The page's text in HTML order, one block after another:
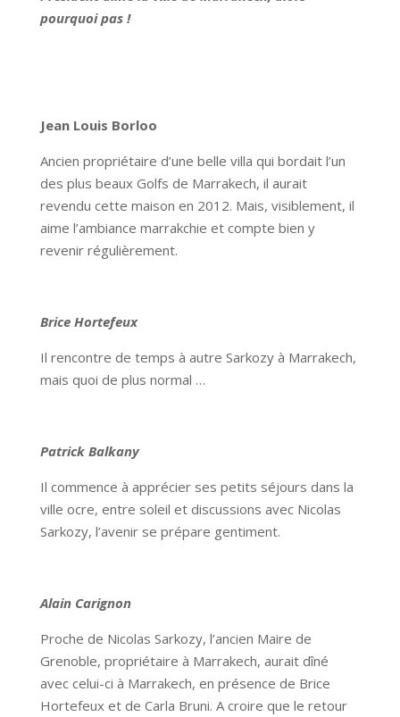
pourquoi pas !
Jean Louis Borloo
Ancien propriétaire d’une belle villa qui bordait l’un
des plus beaux Golfs de Marrakech, il aurait
revendu cette maison en 2012. Mais, visiblement, il
aime l’ambiance marrakchie et compte bien y
revenir régulièrement.
Brice Hortefeux
Il rencontre de temps à autre Sarkozy à Marrakech,
mais quoi de plus normal …
Patrick Balkany
Il commence à apprécier ses petits séjours dans la
ville ocre, entre soleil et discussions avec Nicolas
Sarkozy, l’avenir se prépare gentiment.
Alain Carignon
Proche de Nicolas Sarkozy, l’ancien Maire de
Grenoble, propriétaire à Marrakech, aurait dîné
avec celui-ci à Marrakech, en présence de Brice
Hortefeux et de Carla Bruni. A croire que le retour